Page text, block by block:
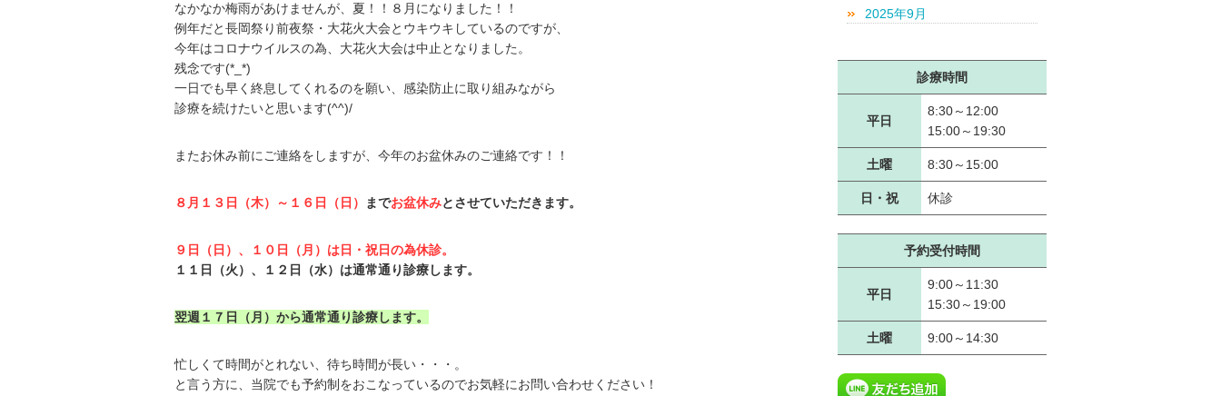
2025年9月
診療時間
平日
8:30～12:00
15:00～19:30
土曜 8:30～15:00
日・祝 休診
予約受付時間
平日
9:00～11:30
15:30～19:00
土曜 9:00～14:30
なかなか梅雨があけませんが、夏！！８月になりました！！
例年だと長岡祭り前夜祭・大花火大会とウキウキしているのですが、
今年はコロナウイルスの為、大花火大会は中止となりました。
残念です(*_*)
一日でも早く終息してくれるのを願い、感染防止に取り組みながら
診療を続けたいと思います(^^)/
またお休み前にご連絡をしますが、今年のお盆休みのご連絡です！！
８月１３日（木）～１６日（日） までお盆休みとさせていただきます。
９日（日）、１０日（月）は日・祝日の為休診。
１１日（火）、１２日（水）は通常通り診療します。
翌週１７日（月）から通常通り診療します。
忙しくて時間がとれない、待ち時間が長い・・・。
と言う方に、当院でも予約制をおこなっているのでお気軽にお問い合わせください！